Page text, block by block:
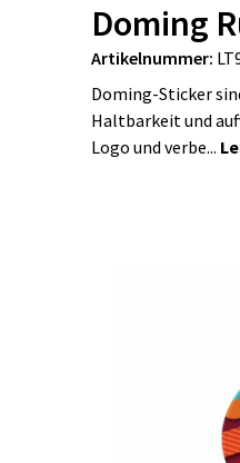
Doming
Artikelnummer:
Doming-Sticker
Haltbarkeit und
Logo und verbe...